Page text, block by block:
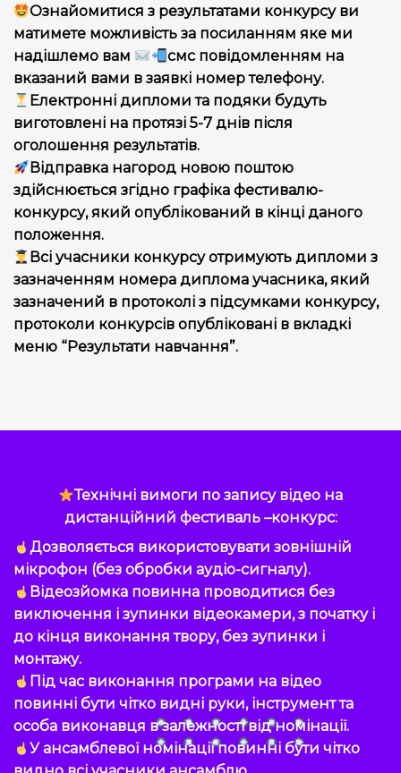
Ознайомитися з результатами конкурсу ви
матимете можливість за посиланням яке ми
надішлемо вам
смс повідомленням на
вказаний вами в заявкі номер телефону.
Електронні дипломи та подяки будуть
виготовлені на протязі 5-7 днів після
оголошення результатів.
Відправка нагород новою поштою
здійснюється згідно графіка фестивалю-
конкурсу, який опублікований в кінці даного
положення.
Всі учасники конкурсу отримують дипломи з
зазначенням номера диплома учасника, який
зазначений в протоколі з підсумками конкурсу,
протоколи конкурсів опубліковані в вкладкі
меню “Результати навчання”.
Технічні вимоги по запису відео на
дистанційний фестиваль –конкурс:
Дозволяється використовувати зовнішній
мікрофон (без обробки аудіо-сигналу).
Відеозйомка повинна проводитися без
виключення і зупинки відеокамери, з початку і
до кінця виконання твору, без зупинки і
монтажу.
Під час виконання програми на відео
повинні бути чітко видні руки, інструмент та
особа виконавця в залежності від номінації.
У ансамблевої номінації повинні бути чітко